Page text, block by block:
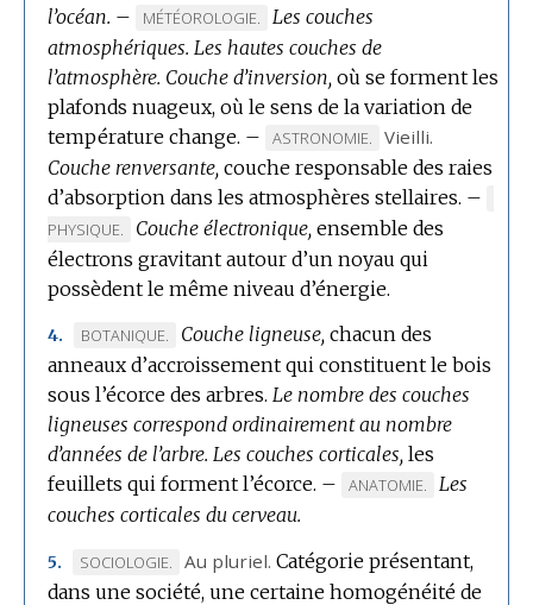
l’océan. –
MARQUE
DE
DOMAINE
:
MÉTÉOROLOGIE.
Les couches
atmosphériques. Les hautes couches de
l’atmosphère. Couche d’inversion, où se forment les
plafonds nuageux, où le sens de la variation de
température change. –
MARQUE
DE
DOMAINE
:
ASTRONOMIE.
Vieilli.
Couche renversante, couche responsable des raies
d’absorption dans les atmosphères stellaires. –
PHYSIQUE. Couche électronique, ensemble des
électrons gravitant autour d’un noyau qui
possèdent le même niveau d’énergie.
4.
MARQUE
DE
DOMAINE
:
BOTANIQUE. Couche ligneuse, chacun des
anneaux d’accroissement qui constituent le bois
sous l’écorce des arbres. Le nombre des couches
ligneuses correspond ordinairement au nombre
d’années de l’arbre. Les couches corticales, les
feuillets qui forment l’écorce. –
MARQUE
:
ANATOMIE.
Les
couches corticales du cerveau.
5.
MARQUE
DE
SOCIOLOGIE. Au pluriel. Catégorie présentant,
dans une société, une certaine homogénéité de